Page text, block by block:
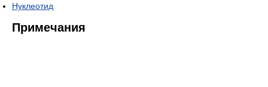
Нуклеотид
Примечания